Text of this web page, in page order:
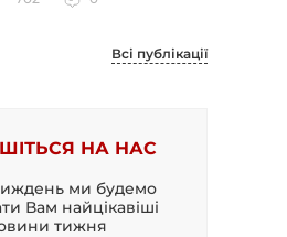
Всі публікації
НА НАС
ми будемо
Вам найцікавіші
тижня